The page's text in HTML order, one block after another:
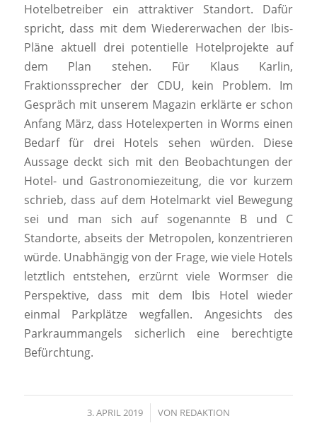
Hotelbetreiber ein attraktiver Standort. Dafür
spricht, dass mit dem Wiedererwachen der Ibis-
Pläne aktuell drei potentielle Hotelprojekte auf
dem Plan stehen. Für Klaus Karlin,
Fraktionssprecher der CDU, kein Problem. Im
Gespräch mit unserem Magazin erklärte er schon
Anfang März, dass Hotelexperten in Worms einen
Bedarf für drei Hotels sehen würden. Diese
Aussage deckt sich mit den Beobachtungen der
Hotel- und Gastronomiezeitung, die vor kurzem
schrieb, dass auf dem Hotelmarkt viel Bewegung
sei und man sich auf sogenannte B und C
Standorte, abseits der Metropolen, konzentrieren
würde. Unabhängig von der Frage, wie viele Hotels
letztlich entstehen, erzürnt viele Wormser die
Perspektive, dass mit dem Ibis Hotel wieder
einmal Parkplätze wegfallen. Angesichts des
Parkraummangels sicherlich eine berechtigte
Befürchtung.
3. APRIL 2019
/ VON REDAKTION